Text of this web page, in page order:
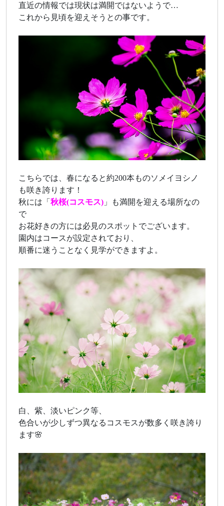
直近の情報では現状は満開ではないようで…
これから見頃を迎えそうとの事です。
こちらでは、春になると約200本ものソメイヨシノ
も咲き誇ります！
秋には「 秋桜(コスモス) 」も満開を迎える場所なの
で
お花好きの方には必見のスポットでございます。
園内はコースが設定されており、
順番に迷うことなく見学ができますよ。
白、紫、淡いピンク等、
色合いが少しずつ異なるコスモスが数多く咲き誇り
ます🌸